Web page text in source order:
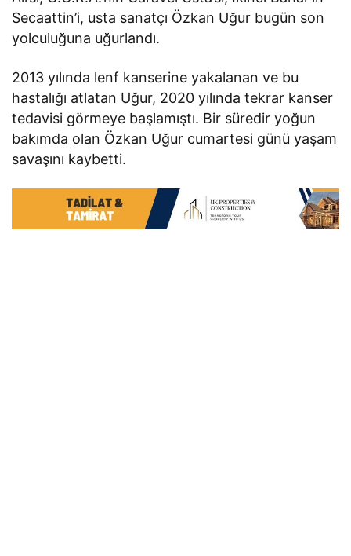
Secaattin’i, usta sanatçı Özkan Uğur bugün son
yolculuğuna uğurlandı.
2013 yılında lenf kanserine yakalanan ve bu
hastalığı atlatan Uğur, 2020 yılında tekrar kanser
tedavisi görmeye başlamıştı. Bir süredir yoğun
bakımda olan Özkan Uğur cumartesi günü yaşam
savaşını kaybetti.